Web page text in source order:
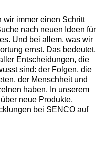
wir immer einen Schritt
nach neuen Ideen für
Und bei allem, was wir
ernst. Das bedeutet,
Entscheidungen, die
sind: der Folgen, die
der Menschheit und
haben. In unserem
neue Produkte,
bei SENCO auf